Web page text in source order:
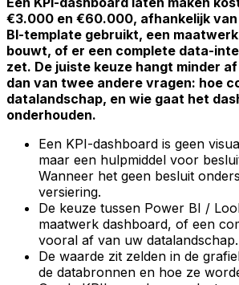
€3.000 en €60.000, afhankelijk van
BI-template gebruikt, een
bouwt, of er een complete data-
zet. De juiste keuze hangt minder
dan van twee andere vragen: hoe
datalandschap, en wie gaat het
onderhouden.
Een KPI-dashboard is geen
maar een hulpmiddel voor
Wanneer het geen besluit
versiering.
De keuze tussen Power BI /
maatwerk dashboard, of een
vooral af van uw datalandschap.
De waarde zit zelden in de
de databronnen en hoe ze